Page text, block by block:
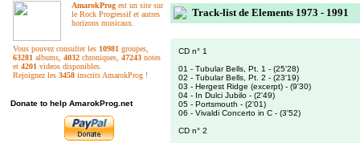
AmarokProg est un site sur
le Rock Progressif et autres
horizons musicaux.
Vous pouvez consulter les 10981 groupes,
63281 albums, 4032 chroniques, 47243 notes
et 4201 videos disponibles.
Rejoignez les 3458 inscrits AmarokProg !
Donate to help AmarokProg.net
Track-list de Elements 1973 - 1991
CD n° 1
01 - Tubular Bells, Pt. 1 - (25'28)
02 - Tubular Bells, Pt. 2 - (23'19)
03 - Hergest Ridge (excerpt) - (9'30)
04 - In Dulci Jubilo - (2'49)
05 - Portsmouth - (2'01)
06 - Vivaldi Concerto in C - (3'52)
CD n° 2